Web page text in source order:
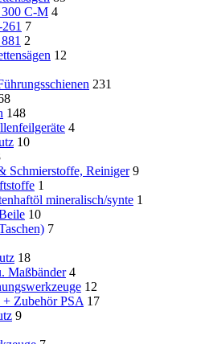
C-M 4
7
2
12
231
148
4
10
Schmierstoffe, Reiniger 9
1
mineralisch/synte 1
10
7
18
Maßbänder 4
12
+ Zubehör PSA 17
9